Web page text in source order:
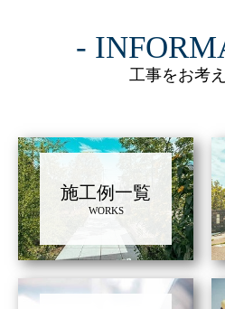
工事をお考
施工例一覧
WORKS